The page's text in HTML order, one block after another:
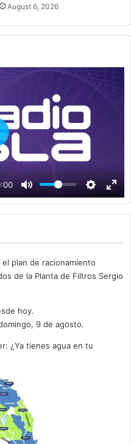
August 6, 2026
plan de racionamiento
de la Planta de Filtros Sergio
hoy.
9 de agosto.
¿Ya tienes agua en tu